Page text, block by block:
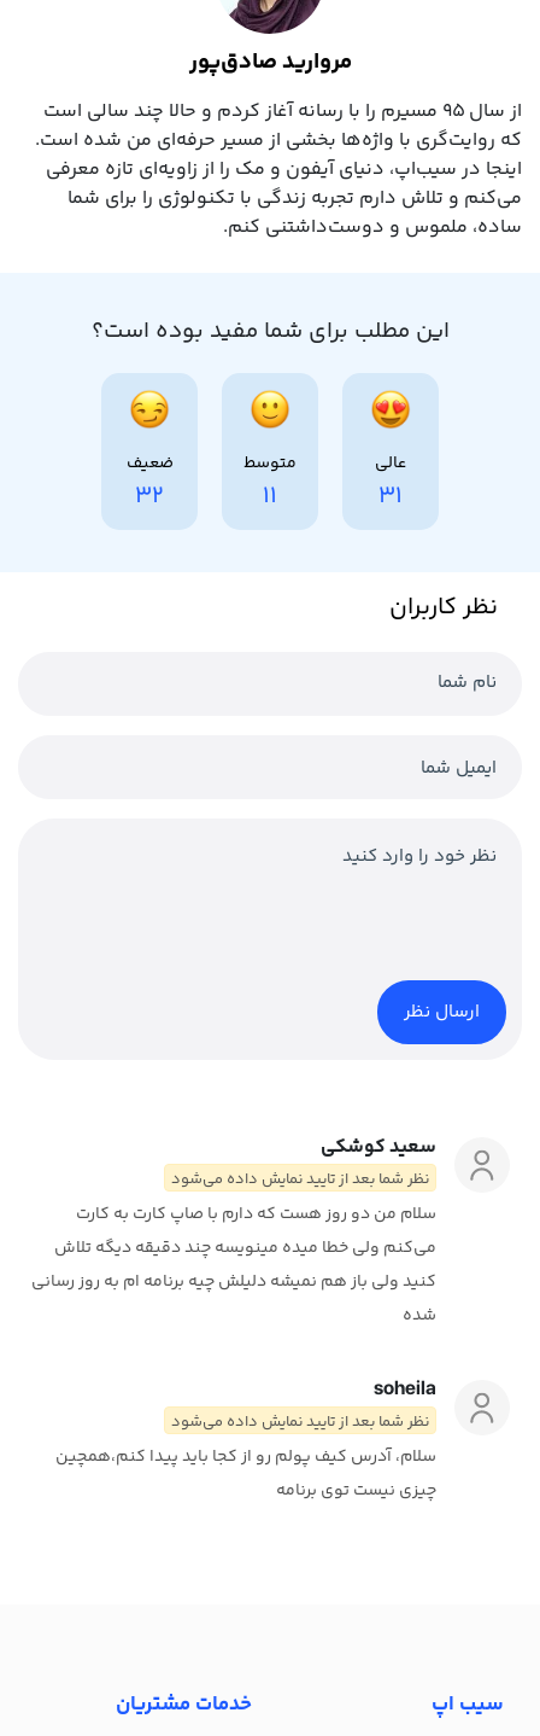
مروارید صادق‌پور
از سال ۹۵ مسیرم را با رسانه آغاز کردم و حالا چند سالی است
که روایت‌گری با واژه‌ها بخشی از مسیر حرفه‌ای‌ من شده است.
اینجا در سیب‌اپ، دنیای آیفون و مک را از زاویه‌ای تازه معرفی
می‌کنم و تلاش دارم تجربه زندگی با تکنولوژی را برای شما
ساده، ملموس و دوست‌داشتنی کنم.
این مطلب برای شما مفید بوده است؟
عالی
31
متوسط
11
ضعیف
32
نظر کاربران
سعید کوشکی
نظر شما بعد از تایید نمایش داده می‌شود
سلام من دو روز هست که دارم با صاپ کارت به کارت
می‌کنم ولی خطا میده مینویسه چند دقیقه دیگه تلاش
کنید ولی باز هم نمیشه دلیلش چیه برنامه ام به روز رسانی
شده
soheila
نظر شما بعد از تایید نمایش داده می‌شود
سلام، آدرس کیف پولم رو از کجا باید پیدا کنم،همچین
چیزی نیست توی برنامه
سیب اپ خدمات مشتریان